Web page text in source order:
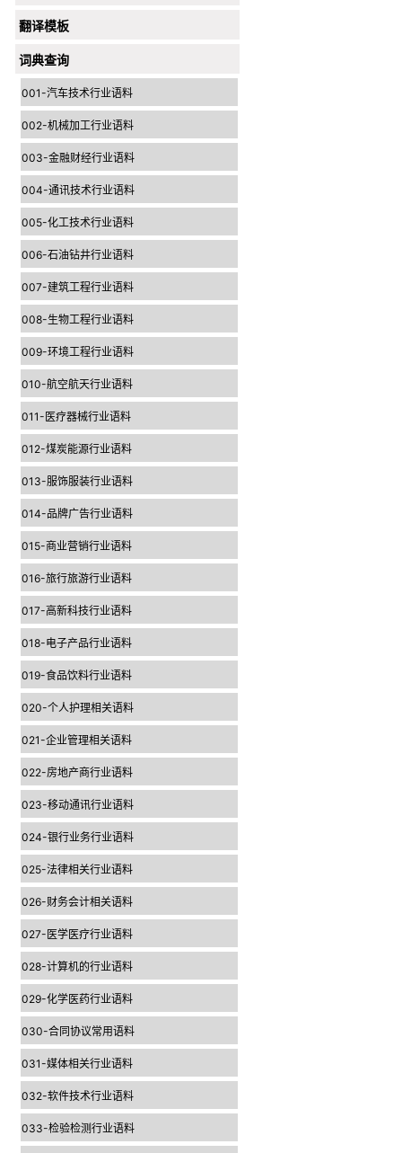
翻译模板
词典查询
001-汽车技术行业语料
002-机械加工行业语料
003-金融财经行业语料
004-通讯技术行业语料
005-化工技术行业语料
006-石油钻井行业语料
007-建筑工程行业语料
008-生物工程行业语料
009-环境工程行业语料
010-航空航天行业语料
011-医疗器械行业语料
012-煤炭能源行业语料
013-服饰服装行业语料
014-品牌广告行业语料
015-商业营销行业语料
016-旅行旅游行业语料
017-高新科技行业语料
018-电子产品行业语料
019-食品饮料行业语料
020-个人护理相关语料
021-企业管理相关语料
022-房地产商行业语料
023-移动通讯行业语料
024-银行业务行业语料
025-法律相关行业语料
026-财务会计相关语料
027-医学医疗行业语料
028-计算机的行业语料
029-化学医药行业语料
030-合同协议常用语料
031-媒体相关行业语料
032-软件技术行业语料
033-检验检测行业语料